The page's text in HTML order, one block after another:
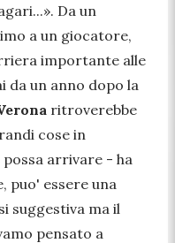
. Da un
a un giocatore,
importante alle
da un anno dopo la
ritroverebbe
cose in
arrivare - ha
puo' essere una
suggestiva ma il
pensato a